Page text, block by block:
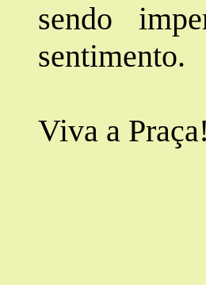
sendo
sentimento.
Viva a Praça!